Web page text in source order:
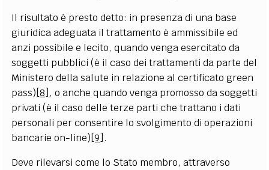
Il risultato è presto detto: in presenza di una base
giuridica adeguata il trattamento è ammissibile ed
anzi possibile e lecito, quando venga esercitato da
soggetti pubblici (è il caso dei trattamenti da parte del
Ministero della salute in relazione al certificato green
pass)[8] , o anche quando venga promosso da soggetti
privati (è il caso delle terze parti che trattano i dati
personali per consentire lo svolgimento di operazioni
bancarie on-line)[9] .
Deve rilevarsi come lo Stato membro, attraverso